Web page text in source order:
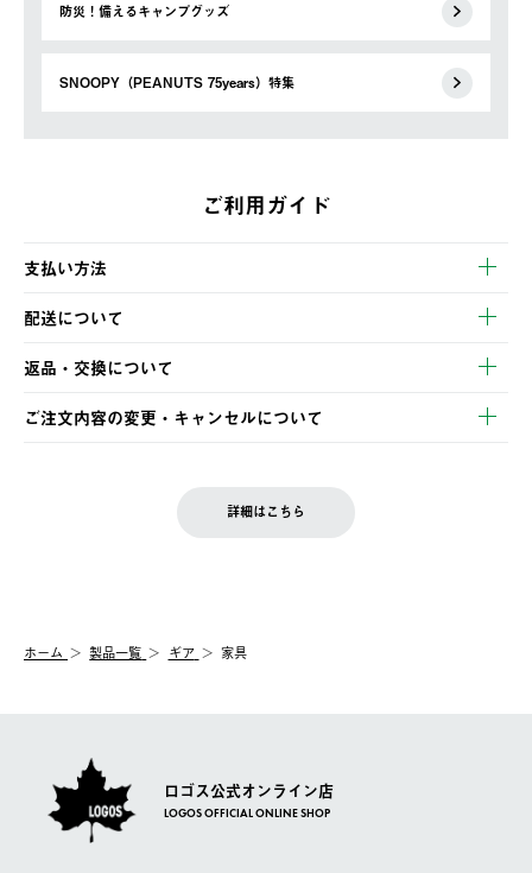
防災！備えるキャンプグッズ
SNOOPY（PEANUTS 75years）特集
ご利用ガイド
支払い方法
以下のいずれかの方法でお支払いいただけます。
・クレジットカード決済
・コンビニ決済
・Pay-easy決済
配送について
【発送スケジュール】
ご注文・ご入金完了より2営業日以内に商品を発送いたします。
土日祝の発送はございませんので、木曜日以降のご注文は週明け
の発送となる場合がございます。
【配送業者】
佐川急便にて配送されます。
返品・交換について
※お客様都合の場合
お客様都合の返品にかかる送料は、お客様ご負担とさせていただ
一度お手元の商品を返品いただき、ご希望商品を再注文してくだ
ご注文内容の変更・キャンセルについて
LOGOS FAMILY会員の方は、会員マイページ内 購入履歴画面に
詳細はこちら
ホーム 製品一覧 ギア 家具
ロゴス公式オンライン店
LOGOS OFFICIAL ONLINE SHOP